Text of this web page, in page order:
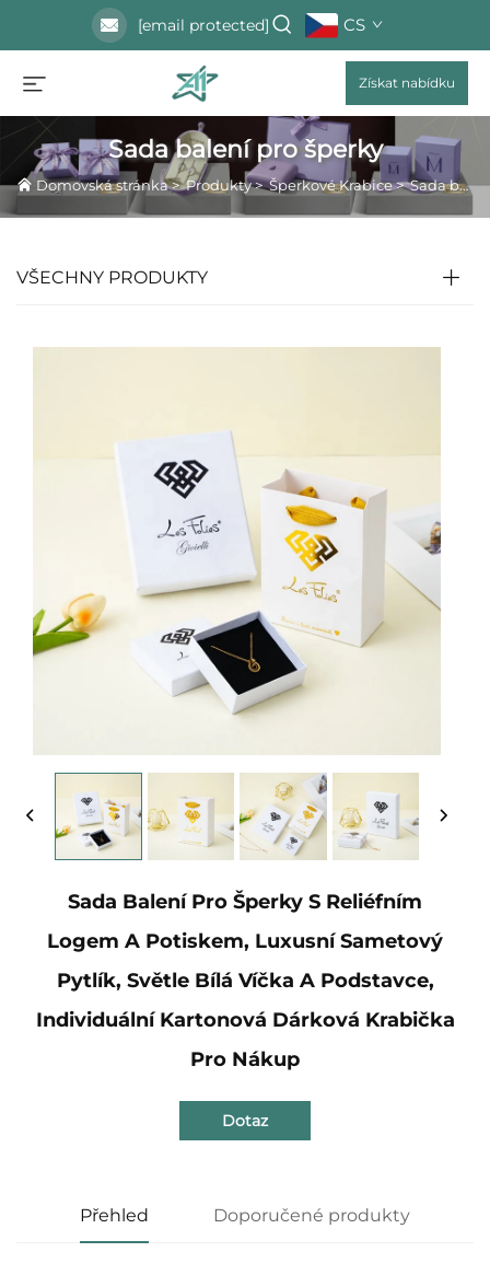
[email protected] CS
Získat nabídku
Sada balení pro šperky
Domovská stránka>Produkty>Šperkové Krabice>Sada balení pro šperky
VŠECHNY PRODUKTY
Sada Balení Pro Šperky S Reliéfním
Logem A Potiskem, Luxusní Sametový
Pytlík, Světle Bílá Víčka A Podstavce,
Individuální Kartonová Dárková Krabička
Pro Nákup
Dotaz
Přehled Doporučené produkty